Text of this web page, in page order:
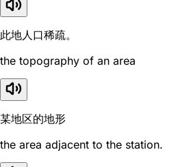
此地人口稀疏。
the topography of an area
某地区的地形
the area adjacent to the station.